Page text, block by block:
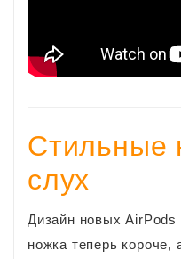
Стильные
слух
Дизайн новых
ножка теперь